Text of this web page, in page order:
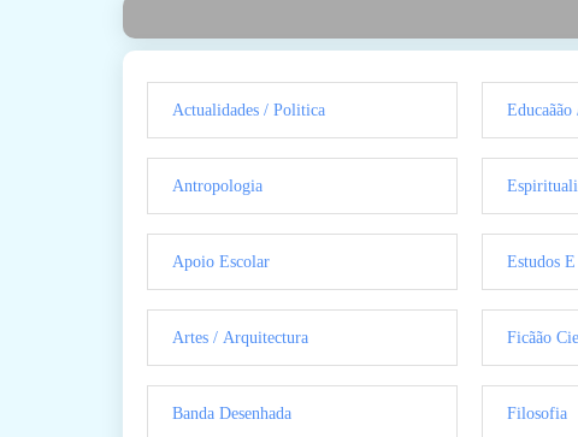
Actualidades / Politica
Antropologia
Apoio Escolar
Artes / Arquitectura
Banda Desenhada
Estudos
Ficãão
Filosofia